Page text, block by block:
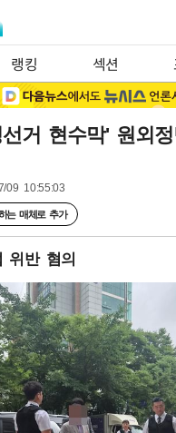
랭킹 섹션
선거 현수막' 원외
09 10:55:03
는 매체로 추가
위반 혐의